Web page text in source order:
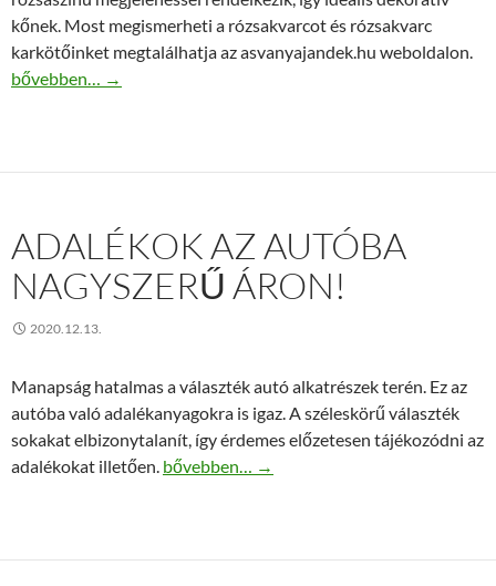
kőnek. Most megismerheti a rózsakvarcot és rózsakvarc
karkötőinket megtalálhatja az asvanyajandek.hu weboldalon.
Fantasztikusan szép Rózsakvarc ajándékba
bővebben… →
ADALÉKOK AZ AUTÓBA
NAGYSZERŰ ÁRON!
2020.12.13.
Manapság hatalmas a választék autó alkatrészek terén. Ez az
autóba való adalékanyagokra is igaz. A széleskörű választék
sokakat elbizonytalanít, így érdemes előzetesen tájékozódni az
adalékokat illetően. Adalékok az autóba nagyszerű áron!
bővebben… →